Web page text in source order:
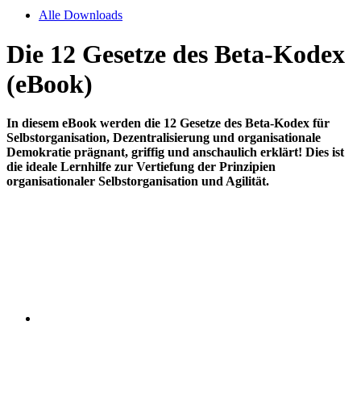
Alle Downloads
Die 12 Gesetze des Beta-Kodex
(eBook)
In diesem eBook werden die 12 Gesetze des Beta-Kodex für
Selbstorganisation, Dezentralisierung und organisationale
Demokratie prägnant, griffig und anschaulich erklärt! Dies ist
die ideale Lernhilfe zur Vertiefung der Prinzipien
organisationaler Selbstorganisation und Agilität.